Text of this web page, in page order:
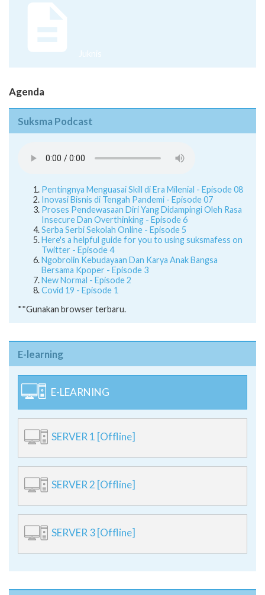
Juknis
Agenda
Suksma Podcast
Pentingnya Menguasai Skill di Era Milenial - Episode 08
Inovasi Bisnis di Tengah Pandemi - Episode 07
Proses Pendewasaan Diri Yang Didampingi Oleh Rasa
Insecure Dan Overthinking - Episode 6
Serba Serbi Sekolah Online - Episode 5
Here's a helpful guide for you to using suksmafess on
Twitter - Episode 4
Ngobrolin Kebudayaan Dan Karya Anak Bangsa
Bersama Kpoper - Episode 3
New Normal - Episode 2
Covid 19 - Episode 1
**Gunakan browser terbaru.
E-learning
E-LEARNING
SERVER 1 [Offline]
SERVER 2 [Offline]
SERVER 3 [Offline]